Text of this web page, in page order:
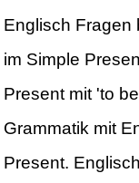
Englisch Fragen
im Simple
Present mit 'to
Grammatik mit
Present.